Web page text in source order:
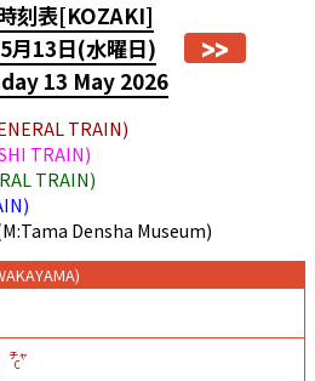
刻表[KOZAKI]
月13日(水曜日)
13 May 2026
>>
TRAIN)
TRAIN)
TRAIN)
Densha Museum)
チャ
C